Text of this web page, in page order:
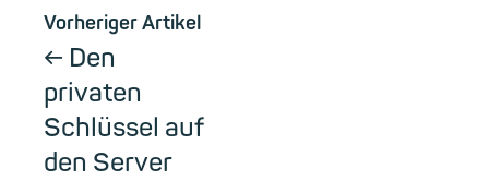
Vorheriger Artikel
Den
privaten
Schlüssel auf
den Server